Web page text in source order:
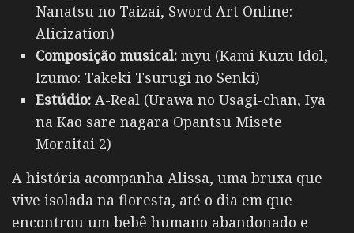
Nanatsu no Taizai, Sword Art Online:
Alicization)
Composição musical: myu (Kami Kuzu Idol,
Izumo: Takeki Tsurugi no Senki)
Estúdio: A-Real (Urawa no Usagi-chan, Iya
na Kao sare nagara Opantsu Misete
Moraitai 2)
A história acompanha Alissa, uma bruxa que
vive isolada na floresta, até o dia em que
encontrou um bebê humano abandonado e